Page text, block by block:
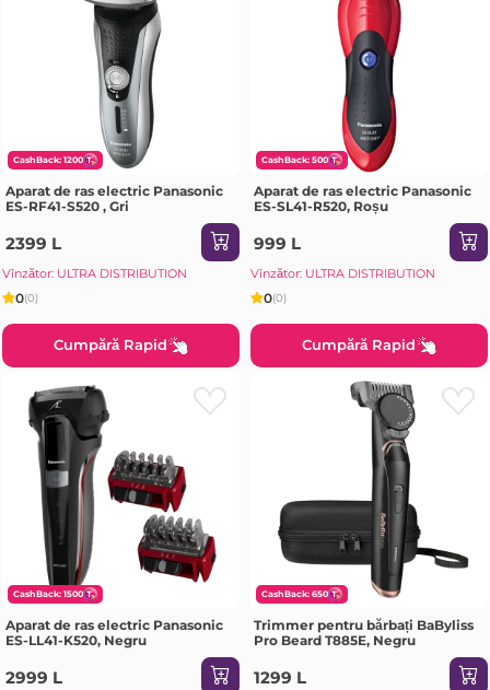
CashBack: 1200
Aparat de ras electric Panasonic
ES-RF41-S520 , Gri
2399 L
Vînzător: ULTRA DISTRIBUTION
0(0)
Cumpără Rapid
CashBack: 500
Aparat de ras electric Panasonic
ES-SL41-R520, Roșu
999 L
Vînzător: ULTRA DISTRIBUTION
0(0)
Cumpără Rapid
CashBack: 1500
Aparat de ras electric Panasonic
ES-LL41-K520, Negru
2999 L
CashBack: 650
Trimmer pentru bărbați BaByliss
Pro Beard T885E, Negru
1299 L